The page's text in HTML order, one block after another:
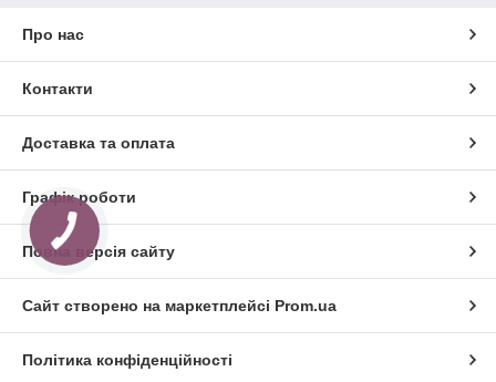
Про нас
Контакти
Доставка та оплата
Графік роботи
Повна версія сайту
Сайт створено на маркетплейсі Prom.ua
Політика конфіденційності